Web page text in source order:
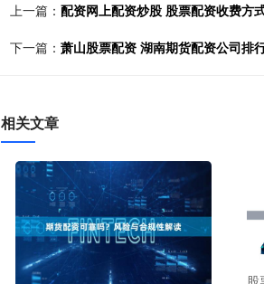
上一篇： 配资网上配资炒股 股票配资收费方
下一篇： 萧山股票配资 湖南期货配资公司排
相关文章